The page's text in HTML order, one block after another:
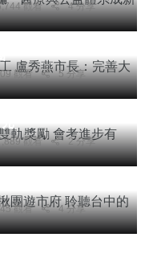
觀看 4 分享
工 盧秀燕市長：
觀看 5 分享
雙軌獎勵 會考進
觀看 2 分享
揪團遊市府 聆聽
觀看 4 分享